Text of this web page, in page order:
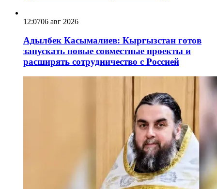
12:0706 авг 2026
Адылбек Касымалиев: Кыргызстан готов
запускать новые совместные проекты и
расширять сотрудничество с Россией